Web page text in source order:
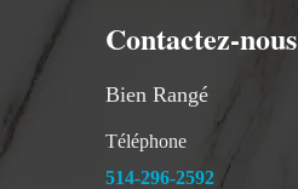
Contactez-nous
Bien Rangé
Téléphone
514-296-2592